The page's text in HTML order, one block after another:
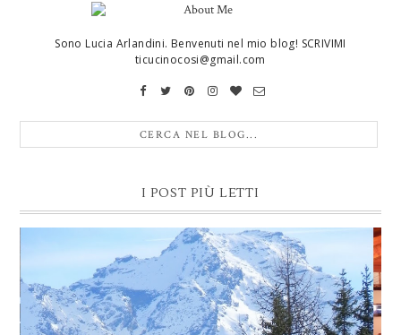
Sono Lucia Arlandini. Benvenuti nel mio blog! SCRIVIMI
ticucinocosi@gmail.com
I POST PIÙ LETTI